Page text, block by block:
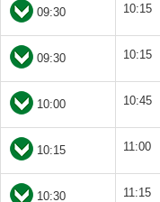
09:30 10:15
09:30 10:15
10:00 10:45
10:15 11:00
10:30 11:15